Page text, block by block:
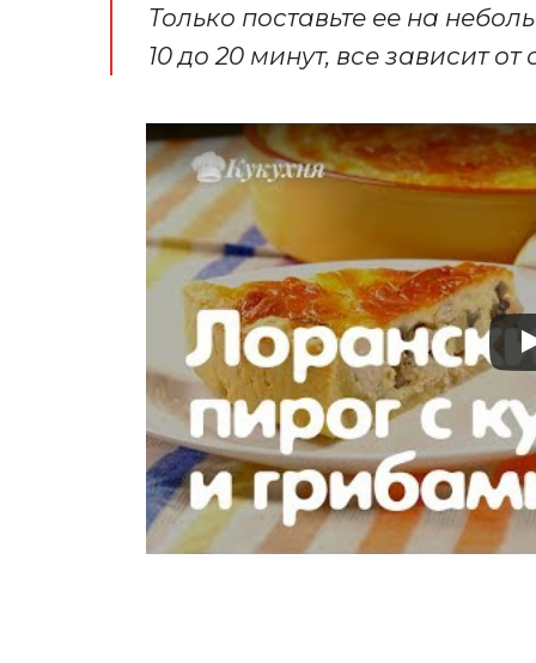
Только поставьте ее на
10 до 20 минут, все зависит